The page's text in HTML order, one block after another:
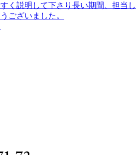
く説明して下さり長い期間、担当し
ございました。